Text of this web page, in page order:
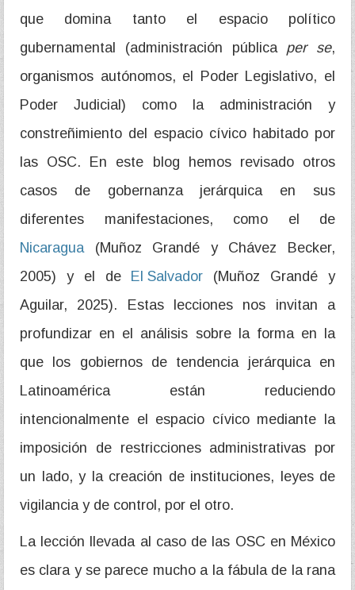
que domina tanto el espacio político
gubernamental (administración pública per se,
organismos autónomos, el Poder Legislativo, el
Poder Judicial) como la administración y
constreñimiento del espacio cívico habitado por
las OSC. En este blog hemos revisado otros
casos de gobernanza jerárquica en sus
diferentes manifestaciones, como el de
Nicaragua(Muñoz Grandé y Chávez Becker,
2005) y el de El Salvador (Muñoz Grandé y
Aguilar, 2025). Estas lecciones nos invitan a
profundizar en el análisis sobre la forma en la
que los gobiernos de tendencia jerárquica en
Latinoamérica están reduciendo
intencionalmente el espacio cívico mediante la
imposición de restricciones administrativas por
un lado, y la creación de instituciones, leyes de
vigilancia y de control, por el otro.
La lección llevada al caso de las OSC en México
es clara y se parece mucho a la fábula de la rana